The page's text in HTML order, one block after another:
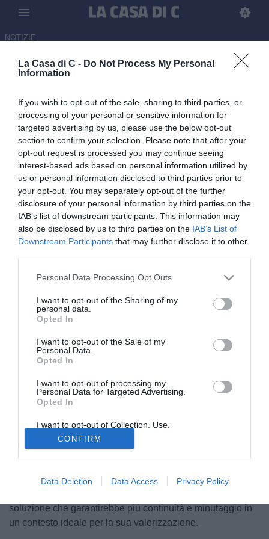
La Casa di C - Do Not Process My Personal
Information
If you wish to opt-out of the sale, sharing to third parties, or
processing of your personal or sensitive information for
targeted advertising by us, please use the below opt-out
section to confirm your selection. Please note that after your
opt-out request is processed you may continue seeing
interest-based ads based on personal information utilized by
us or personal information disclosed to third parties prior to
your opt-out. You may separately opt-out of the further
disclosure of your personal information by third parties on the
IAB’s list of downstream participants. This information may
also be disclosed by us to third parties on the IAB’s List of
Downstream Participants that may further disclose it to other
Personal Data Processing Opt Outs
I want to opt-out of the Sharing of my
personal data.
Opted In
I want to opt-out of the Sale of my
Personal Data.
Opted In
I want to opt-out of processing my
Personal Data for Targeted Advertising.
Opted In
I want to opt-out of Collection, Use,
Retention, Sale, and/or Sharing of my
Personal Data that Is Unrelated with the
Purposes for which it was collected.
Opted Out
CONFIRM
Data Deletion Data Access Privacy Policy
NOTIZIE
Inter-Topalovic, i nerazzurri
sul classe 2006
22.06.2026 12:07 di Redazione
Inter valuta il futuro di Topalovic: possibile prestito. In U23 4 gol e 6
assist, debutto in Serie A con assist contro il Bologna
© foto di Martina Cutrona
Tra i giovani su cui l’Inter punta con decisione c’è
anche Luka Topalovic . Il centrocampista sloveno classe
2006 ha già avuto modo di esordire in Serie A nella scorsa
sua prima esperienza con la prima squadra.
Il club nerazzurro vorrebbe trattenerlo anche in ottica
percorso migliore per favorirne la crescita. Tra le opzioni
soluzione che garantirebbe più continuità e minutaggio in
un contesto ideale per la sua valorizzazione.